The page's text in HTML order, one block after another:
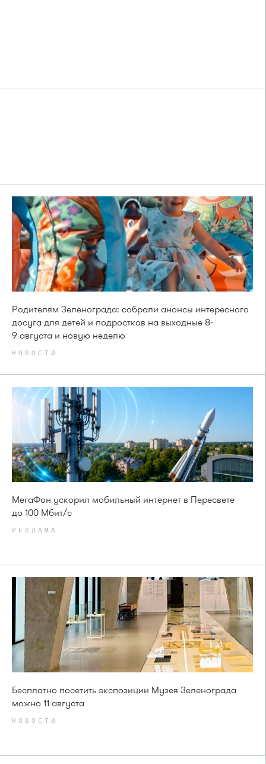
Родителям Зеленограда: собрали анонсы интересного
досуга для детей и подростков на выходные 8-
9 августа и новую неделю
НОВОСТИ
МегаФон ускорил мобильный интернет в Пересвете
до 100 Мбит/с
РЕКЛАМА
Бесплатно посетить экспозиции Музея Зеленограда
можно 11 августа
НОВОСТИ